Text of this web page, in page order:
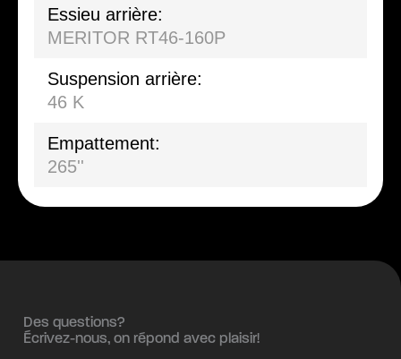
Essieu arrière:
MERITOR RT46-160P
Suspension arrière:
46 K
Empattement:
265''
Des questions?
Écrivez-nous, on répond avec plaisir!